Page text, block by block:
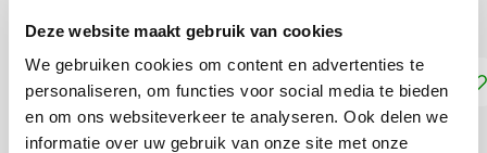
Deze website maakt gebruik van cookies
We gebruiken cookies om content en advertenties te
personaliseren, om functies voor social media te bieden
en om ons websiteverkeer te analyseren. Ook delen we
informatie over uw gebruik van onze site met onze
ca. 26 x 26 cm kruissteek telpatroon Lees meer
Toevoegen aan winkelwagen
DELEN: